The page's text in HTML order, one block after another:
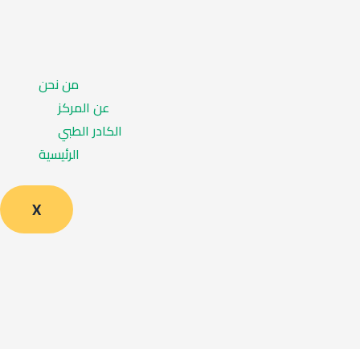
من نحن
عن المركز
الكادر الطبي
الرئيسية
X